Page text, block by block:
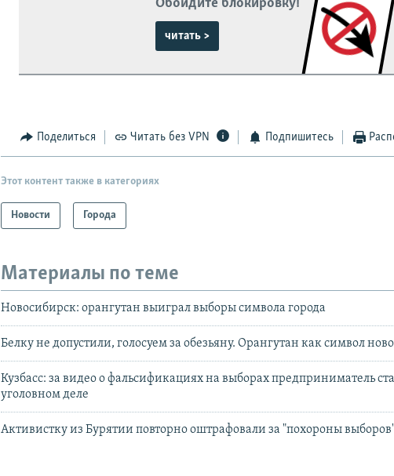
Обойдите блокировку!
читать >
Поделиться Читать без VPN Подпишитесь
Этот контент также в категориях
Новости Города
Материалы по теме
Новосибирск: орангутан выиграл выборы символа города
Белку не допустили, голосуем за обезьяну. Орангутан как символ
Кузбасс: за видео о фальсификациях на выборах предприниматель
уголовном деле
Активистку из Бурятии повторно оштрафовали за "похороны